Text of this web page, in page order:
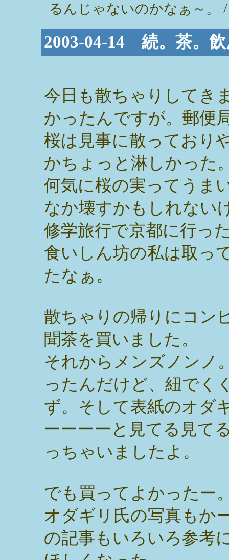
るんじゃないのかなぁ～。 /
2003-04-14 続。茶。
今日も散ちゃりしてき
かったんですが。郵便
桜は見事に散っており
かちょっと淋しかった
何気に桜の実ってうま
なか壊すかもしれない
修学旅行で京都に行っ
食いしん坊の私は取っ
たなぁ。
散ちゃりの帰りにコン
聞茶を買いました。
それからメンズノンノ
ったんだけど、紐でく
ず。そして表紙のオダ
ーーーーと見てる見て
っちゃいましたよ。
でも買ってよかったー
オダギリ氏の写真もか
の記事もいろいろ参考